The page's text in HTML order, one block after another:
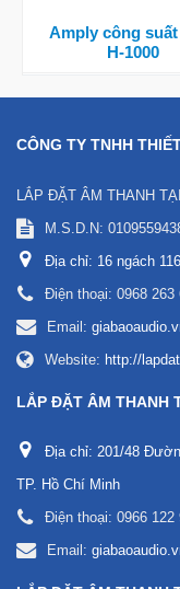
Amply công suất
H-1000
CÔNG TY TNHH
LẮP ĐẶT ÂM THANH
M.S.D.N:
Địa chỉ: 16 ngách
Điện thoại: 0968 263
Email:
Website: http://
LẮP ĐẶT ÂM THANH
Địa chỉ: 201/48
TP. Hồ Chí Minh
Điện thoại: 0966 122
Email: